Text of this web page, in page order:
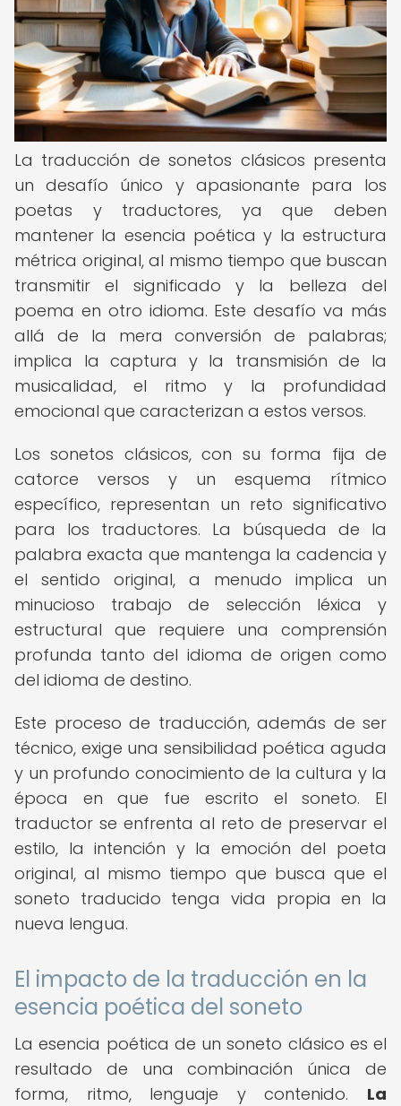
La traducción de sonetos clásicos presenta
un desafío único y apasionante para los
poetas y traductores, ya que deben
mantener la esencia poética y la estructura
métrica original, al mismo tiempo que buscan
transmitir el significado y la belleza del
poema en otro idioma. Este desafío va más
allá de la mera conversión de palabras;
implica la captura y la transmisión de la
musicalidad, el ritmo y la profundidad
emocional que caracterizan a estos versos.
Los sonetos clásicos, con su forma fija de
catorce versos y un esquema rítmico
específico, representan un reto significativo
para los traductores. La búsqueda de la
palabra exacta que mantenga la cadencia y
el sentido original, a menudo implica un
minucioso trabajo de selección léxica y
estructural que requiere una comprensión
profunda tanto del idioma de origen como
del idioma de destino.
Este proceso de traducción, además de ser
técnico, exige una sensibilidad poética aguda
y un profundo conocimiento de la cultura y la
época en que fue escrito el soneto. El
traductor se enfrenta al reto de preservar el
estilo, la intención y la emoción del poeta
original, al mismo tiempo que busca que el
soneto traducido tenga vida propia en la
nueva lengua.
El impacto de la traducción en la
esencia poética del soneto
La esencia poética de un soneto clásico es el
resultado de una combinación única de
forma, ritmo, lenguaje y contenido. La